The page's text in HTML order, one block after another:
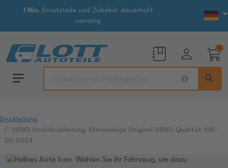
1 Mio.Ersatzteile und Zubehör dauerhaft
vorrätig
0
Druckleitung
VEMO Hochdruckleitung, Klimaanlage Original VEMO Qualität V15-
20-0024
Wählen Sie ihr Fahrzeug, um dazu